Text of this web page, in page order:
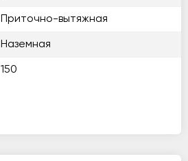
Приточно-вытяжная
Наземная
150